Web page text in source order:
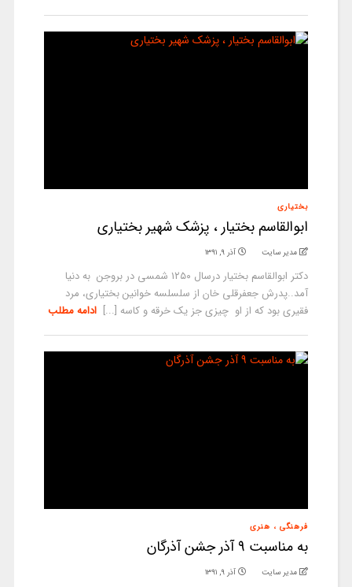
بختیاری
ابوالقاسم بختیار ، پزشک شهیر بختیاری
مدیر سایت آذر ۹, ۱۳۹۱
دکتر ابوالقاسم بختیار درسال ۱۲۵۰ شمسى در بروجن به دنيا
آمد..پدرش جعفرقلى خان از سلسلسه خوانین بختیاری، مرد
فقیری بود که از او چيزى جز يك خرقه و كاسه [...] ادامه مطلب
فرهنگی ، هنری
به مناسبت 9 آذر جشن آذرگان
مدیر سایت آذر ۹, ۱۳۹۱